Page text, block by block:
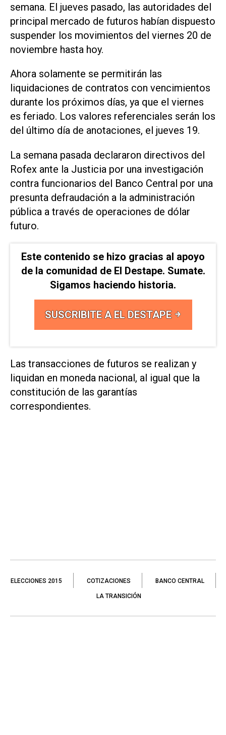
semana. El jueves pasado, las autoridades del
principal mercado de futuros habían dispuesto
suspender los movimientos del viernes 20 de
noviembre hasta hoy.
Ahora solamente se permitirán las
liquidaciones de contratos con vencimientos
durante los próximos días, ya que el viernes
es feriado. Los valores referenciales serán los
del último día de anotaciones, el jueves 19.
La semana pasada declararon directivos del
Rofex ante la Justicia por una investigación
contra funcionarios del Banco Central por una
presunta defraudación a la administración
pública a través de operaciones de dólar
futuro.
Este contenido se hizo gracias al apoyo
de la comunidad de El Destape. Sumate.
Sigamos haciendo historia.
SUSCRIBITE A EL DESTAPE
Las transacciones de futuros se realizan y
liquidan en moneda nacional, al igual que la
constitución de las garantías
correspondientes.
ELECCIONES 2015 COTIZACIONES BANCO CENTRAL
LA TRANSICIÓN